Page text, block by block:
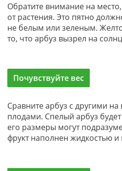
Обратите внимание на
от растения. Это пятно
не белым или зеленым.
то, что арбуз вызрел на
Почувствуйте вес
Сравните арбуз с другими
плодами. Спелый арбуз
его размеры могут
фрукт наполнен жидкостью и